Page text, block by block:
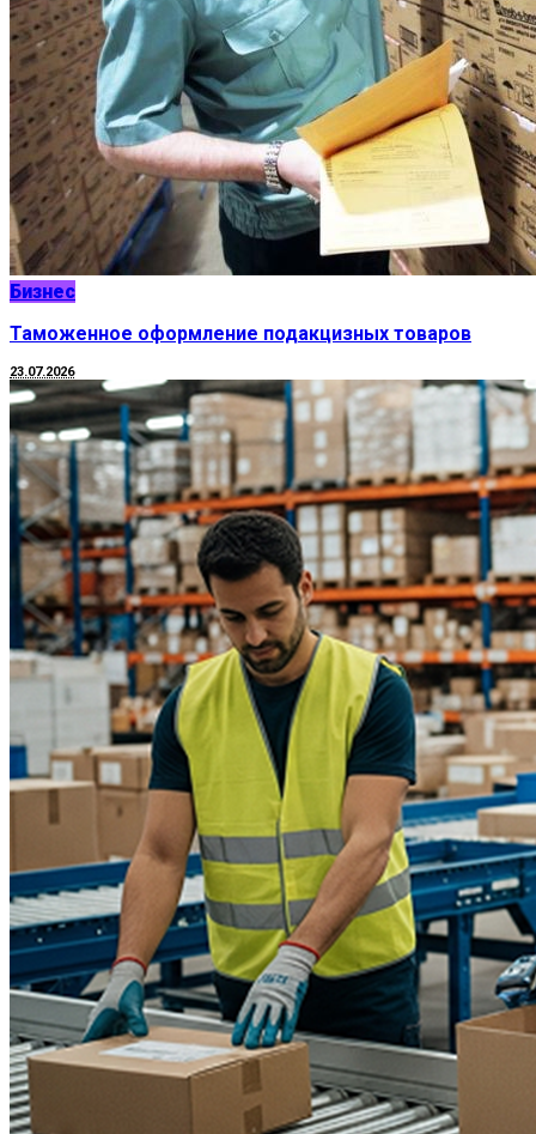
Бизнес
Таможенное оформление подакцизных товаров
23.07.2026